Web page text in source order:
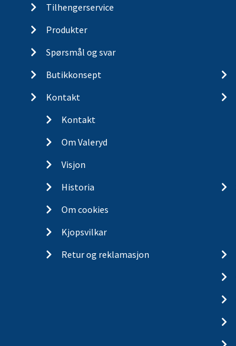
Tilhengerservice
Produkter
Spørsmål og svar
Butikkonsept
Kontakt
Kontakt
Om Valeryd
Visjon
Historia
Om cookies
Kjopsvilkar
Retur og reklamasjon